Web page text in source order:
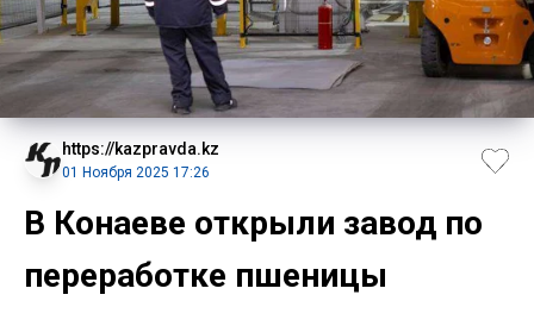
https://kazpravda.kz
01 Ноября 2025 17:26
В Конаеве открыли завод по
переработке пшеницы